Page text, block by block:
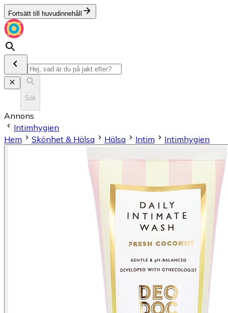
Fortsätt till huvudinnehåll
Sök
Annons
Intimhygien
Hem
Skönhet & Hälsa Hälsa Intim Intimhygien